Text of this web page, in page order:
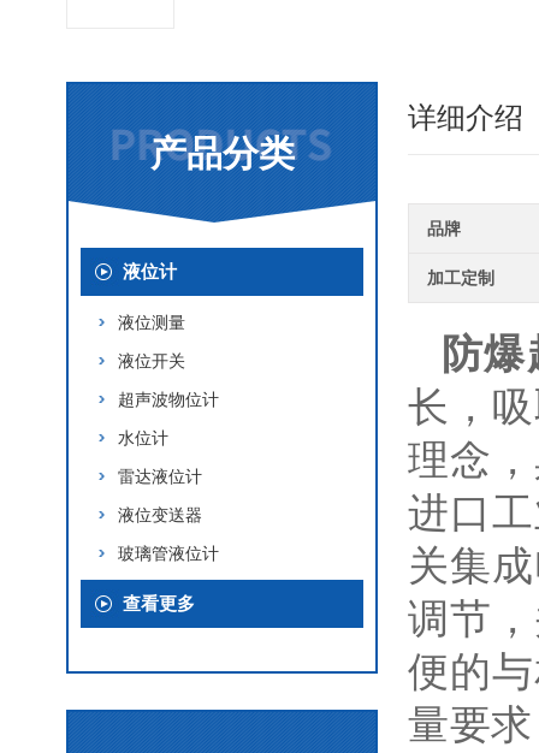
产品分类
液位计
液位测量
液位开关
超声波物位计
水位计
雷达液位计
液位变送器
玻璃管液位计
查看更多
详细介绍
品牌
加工定制
防
长，
理念
进口
关集
调节
便的
量要